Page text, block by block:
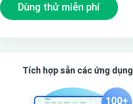
Dùng thử miễn phí
Tích hợp sẵn các ứng dụng